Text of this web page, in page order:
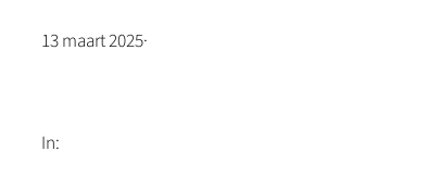
13 maart 2025·
In: